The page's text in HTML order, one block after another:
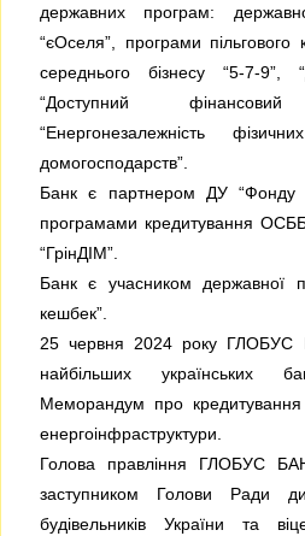
державних програм:
“єОселя”, програми
середнього бізнесу “5-7-9”,
“Доступний
“Енергонезалежність
домогосподарств”.
Банк є партнером ДУ “Фонду
програмами кредитування
“ГрінДІМ”.
Банк є учасником державної
кешбек”.
25 червня 2024 року ГЛОБУС
найбільших українських
Меморандум про кредитування
енергоінфраструктури.
Голова правління ГЛОБУС
заступником Голови Ради
будівельників України та